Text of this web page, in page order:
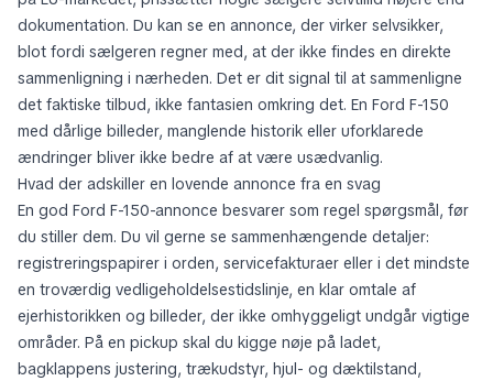
dokumentation. Du kan se en annonce, der virker selvsikker,
blot fordi sælgeren regner med, at der ikke findes en direkte
sammenligning i nærheden. Det er dit signal til at sammenligne
det faktiske tilbud, ikke fantasien omkring det. En Ford F-150
med dårlige billeder, manglende historik eller uforklarede
ændringer bliver ikke bedre af at være usædvanlig.
Hvad der adskiller en lovende annonce fra en svag
En god Ford F-150-annonce besvarer som regel spørgsmål, før
du stiller dem. Du vil gerne se sammenhængende detaljer:
registreringspapirer i orden, servicefakturaer eller i det mindste
en troværdig vedligeholdelsestidslinje, en klar omtale af
ejerhistorikken og billeder, der ikke omhyggeligt undgår vigtige
områder. På en pickup skal du kigge nøje på ladet,
bagklappens justering, trækudstyr, hjul- og dæktilstand,